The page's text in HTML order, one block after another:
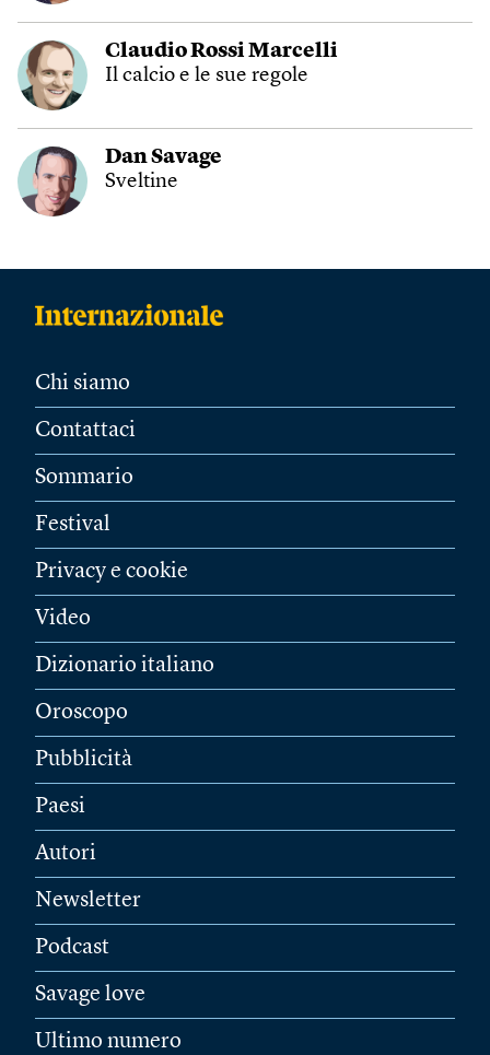
Claudio Rossi Marcelli
Il calcio e le sue regole
Dan Savage
Sveltine
Chi siamo
Contattaci
Sommario
Festival
Privacy e cookie
Video
Dizionario italiano
Oroscopo
Pubblicità
Paesi
Autori
Newsletter
Podcast
Savage love
Ultimo numero